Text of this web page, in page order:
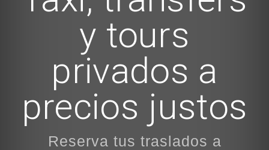
y tours
privados a
precios justos
Reserva tus traslados a